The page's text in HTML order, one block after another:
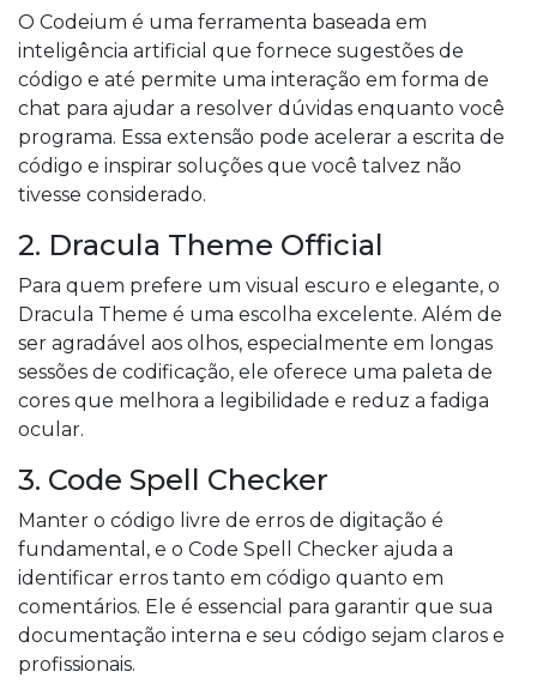
O Codeium é uma ferramenta baseada em
inteligência artificial que fornece sugestões de
código e até permite uma interação em forma de
chat para ajudar a resolver dúvidas enquanto você
programa. Essa extensão pode acelerar a escrita de
código e inspirar soluções que você talvez não
tivesse considerado.
2. Dracula Theme Official
Para quem prefere um visual escuro e elegante, o
Dracula Theme é uma escolha excelente. Além de
ser agradável aos olhos, especialmente em longas
sessões de codificação, ele oferece uma paleta de
cores que melhora a legibilidade e reduz a fadiga
ocular.
3. Code Spell Checker
Manter o código livre de erros de digitação é
fundamental, e o Code Spell Checker ajuda a
identificar erros tanto em código quanto em
comentários. Ele é essencial para garantir que sua
documentação interna e seu código sejam claros e
profissionais.